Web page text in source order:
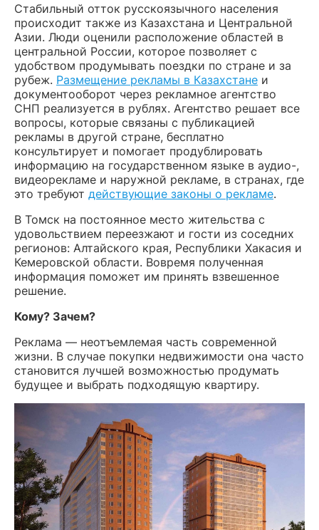
Стабильный отток русскоязычного населения
происходит также из Казахстана и Центральной
Азии. Люди оценили расположение областей в
центральной России, которое позволяет с
удобством продумывать поездки по стране и за
рубеж. Размещение рекламы в Казахстане и
документооборот через рекламное агентство
СНП реализуется в рублях. Агентство решает все
вопросы, которые связаны с публикацией
рекламы в другой стране, бесплатно
консультирует и помогает продублировать
информацию на государственном языке в аудио-,
видеорекламе и наружной рекламе, в странах, где
это требуют действующие законы о рекламе.
В Томск на постоянное место жительства с
удовольствием переезжают и гости из соседних
регионов: Алтайского края, Республики Хакасия и
Кемеровской области. Вовремя полученная
информация поможет им принять взвешенное
решение.
Кому? Зачем?
Реклама — неотъемлемая часть современной
жизни. В случае покупки недвижимости она часто
становится лучшей возможностью продумать
будущее и выбрать подходящую квартиру.